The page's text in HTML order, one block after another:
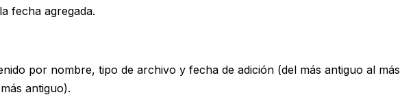
fecha agregada.
por nombre, tipo de archivo y fecha de adición (del más antiguo al más
antiguo).